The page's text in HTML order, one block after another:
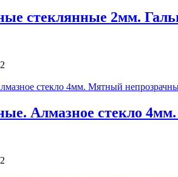
стеклянные 2мм.
2
Алмазное стекло
2